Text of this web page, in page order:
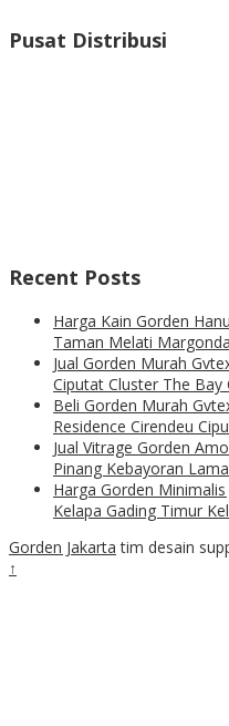
Pusat Distribusi
Recent Posts
Harga Kain Gorden
Taman Melati
Jual Gorden Murah
Ciputat Cluster The
Beli Gorden Murah
Residence Cirendeu
Jual Vitrage Gorden
Pinang Kebayoran Lama
Harga Gorden
Kelapa Gading Timur
Gorden Jakarta tim desain
↑